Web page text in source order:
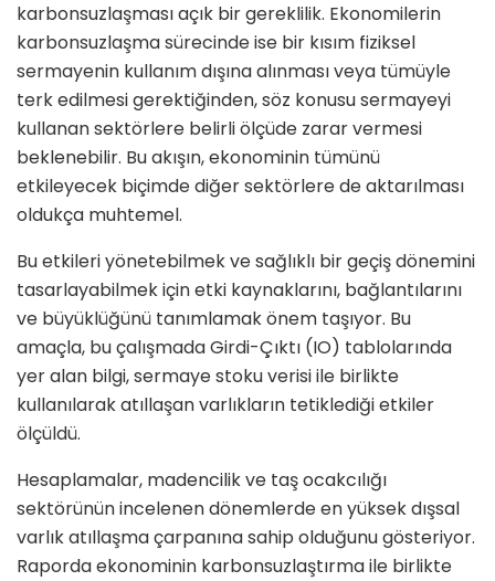
karbonsuzlaşması açık bir gereklilik. Ekonomilerin
karbonsuzlaşma sürecinde ise bir kısım fiziksel
sermayenin kullanım dışına alınması veya tümüyle
terk edilmesi gerektiğinden, söz konusu sermayeyi
kullanan sektörlere belirli ölçüde zarar vermesi
beklenebilir. Bu akışın, ekonominin tümünü
etkileyecek biçimde diğer sektörlere de aktarılması
oldukça muhtemel.
Bu etkileri yönetebilmek ve sağlıklı bir geçiş dönemini
tasarlayabilmek için etki kaynaklarını, bağlantılarını
ve büyüklüğünü tanımlamak önem taşıyor. Bu
amaçla, bu çalışmada Girdi-Çıktı (IO) tablolarında
yer alan bilgi, sermaye stoku verisi ile birlikte
kullanılarak atıllaşan varlıkların tetiklediği etkiler
ölçüldü.
Hesaplamalar, madencilik ve taş ocakcılığı
sektörünün incelenen dönemlerde en yüksek dışsal
varlık atıllaşma çarpanına sahip olduğunu gösteriyor.
Raporda ekonominin karbonsuzlaştırma ile birlikte